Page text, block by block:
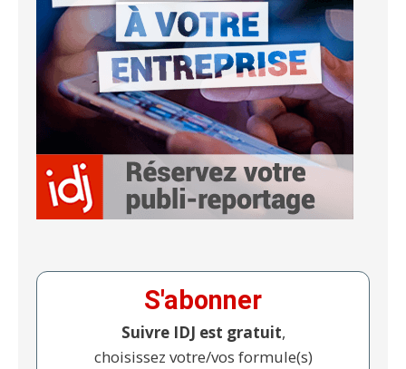
S'abonner
Suivre IDJ est gratuit,
choisissez votre/vos formule(s)